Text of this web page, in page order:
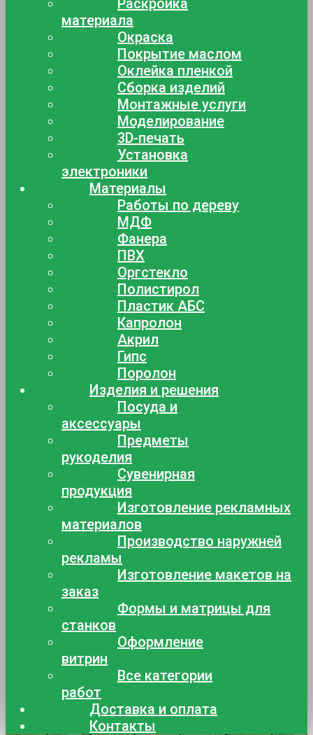
Раскройка
материала
Окраска
Покрытие маслом
Оклейка пленкой
Сборка изделий
Монтажные услуги
Моделирование
3D-печать
Установка
электроники
Материалы
Работы по дереву
МДФ
Фанера
ПВХ
Оргстекло
Полистирол
Пластик АБС
Капролон
Акрил
Гипс
Поролон
Изделия и решения
Посуда и
аксессуары
Предметы
рукоделия
Сувенирная
продукция
Изготовление рекламных
материалов
Производство наружней
рекламы
Изготовление макетов на
заказ
Формы и матрицы для
станков
Оформление
витрин
Все категории
работ
Доставка и оплата
Контакты